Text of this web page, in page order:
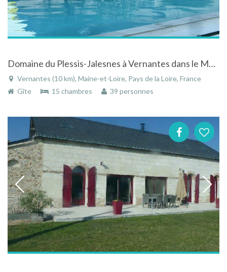
Domaine du Plessis-Jalesnes à Vernantes dans le Maine-et-Loire
Vernantes (10 km), Maine-et-Loire, Pays de la Loire, France
Gîte
15 chambres 39 personnes